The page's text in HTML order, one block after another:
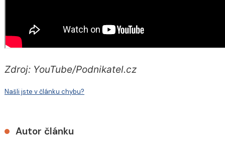
Zdroj: YouTube/Podnikatel.cz
Našli jste v článku chybu?
Autor článku